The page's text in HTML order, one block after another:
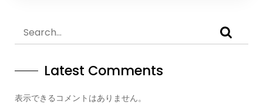
Latest Comments
表示できるコメントはありません。